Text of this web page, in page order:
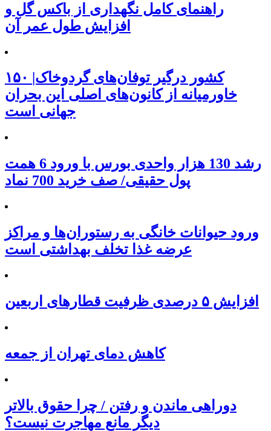
راهنمای کامل نگهداری از باکس گل و
افزایش طول عمر آن
۱۵۰ کشور درگیر توفان‌های گردوخاک|
خاورمیانه از کانون‌های اصلی این بحران
جهانی است
رشد 130 هزار واحدی بورس با ورود 6 همت
پول حقیقی/ صف خرید 700 نماد
ورود حیوانات خانگی به رستوران‌ها و مراکز
عرضه غذا تخلف بهداشتی است
افزایش ۵ درصدی ظرفیت قطارهای اربعین
کاهش دمای تهران از جمعه
دوراهی ماندن و رفتن / چرا حقوق بالاتر
دیگر مانع مهاجرت نیست؟